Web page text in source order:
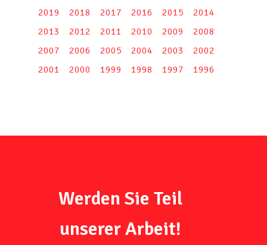
2019
2018 2017 2016 2015
2014
2013
2012 2011 2010 2009
2008
2007
2006 2005 2004 2003
2002
2001
2000 1999 1998 1997 1996
Werden Sie Teil
unserer Arbeit!